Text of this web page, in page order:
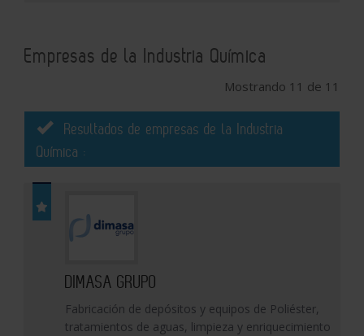
Empresas de la Industria Química
Mostrando 11 de 11
Resultados de empresas de la Industria
Química :
DIMASA GRUPO
Fabricación de depósitos y equipos de Poliéster,
tratamientos de aguas, limpieza y enriquecimiento